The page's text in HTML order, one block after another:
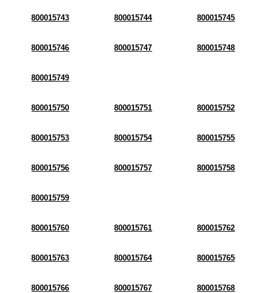
800015743 800015744 800015745
800015746 800015747 800015748
800015749
800015750 800015751 800015752
800015753 800015754 800015755
800015756 800015757 800015758
800015759
800015760 800015761 800015762
800015763 800015764 800015765
800015766 800015767 800015768